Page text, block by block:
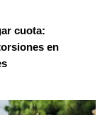
cuota:
en